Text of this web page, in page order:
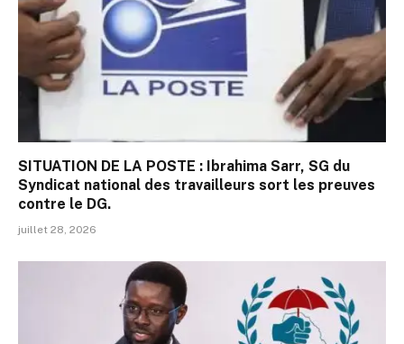
SITUATION DE LA POSTE : Ibrahima Sarr, SG du
Syndicat national des travailleurs sort les preuves
contre le DG.
juillet 28, 2026